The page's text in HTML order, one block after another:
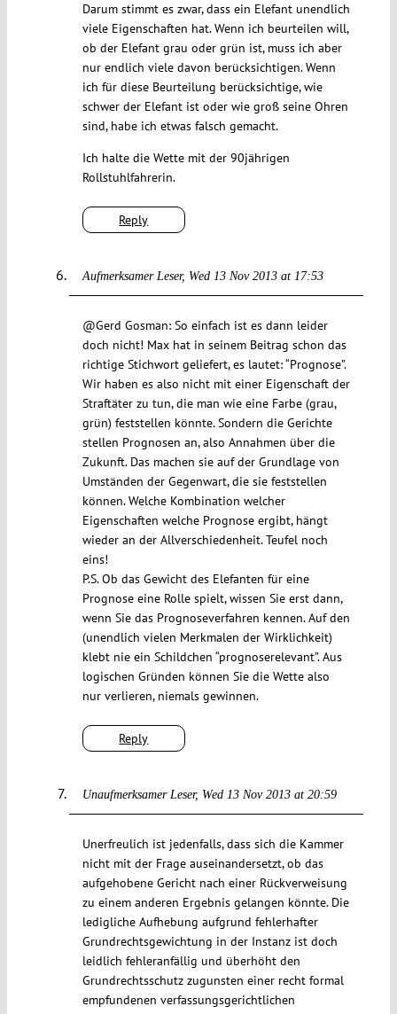
Reply
Darum stimmt es zwar, dass ein Elefant unendlich
viele Eigenschaften hat. Wenn ich beurteilen will,
ob der Elefant grau oder grün ist, muss ich aber
nur endlich viele davon berücksichtigen. Wenn
ich für diese Beurteilung berücksichtige, wie
schwer der Elefant ist oder wie groß seine Ohren
sind, habe ich etwas falsch gemacht.
Ich halte die Wette mit der 90jährigen
Rollstuhlfahrerin.
Aufmerksamer Leser Wed 13 Nov 2013 at 17:53
Reply
@Gerd Gosman: So einfach ist es dann leider
doch nicht! Max hat in seinem Beitrag schon das
richtige Stichwort geliefert, es lautet: “Prognose”.
Wir haben es also nicht mit einer Eigenschaft der
Straftäter zu tun, die man wie eine Farbe (grau,
grün) feststellen könnte. Sondern die Gerichte
stellen Prognosen an, also Annahmen über die
Zukunft. Das machen sie auf der Grundlage von
Umständen der Gegenwart, die sie feststellen
können. Welche Kombination welcher
Eigenschaften welche Prognose ergibt, hängt
wieder an der Allverschiedenheit. Teufel noch
eins!
P.S. Ob das Gewicht des Elefanten für eine
Prognose eine Rolle spielt, wissen Sie erst dann,
wenn Sie das Prognoseverfahren kennen. Auf den
(unendlich vielen Merkmalen der Wirklichkeit)
klebt nie ein Schildchen “prognoserelevant”. Aus
logischen Gründen können Sie die Wette also
nur verlieren, niemals gewinnen.
Unaufmerksamer Leser Wed 13 Nov 2013 at 20:59
Unerfreulich ist jedenfalls, dass sich die Kammer
nicht mit der Frage auseinandersetzt, ob das
aufgehobene Gericht nach einer Rückverweisung
zu einem anderen Ergebnis gelangen könnte. Die
ledigliche Aufhebung aufgrund fehlerhafter
Grundrechtsgewichtung in der Instanz ist doch
leidlich fehleranfällig und überhöht den
Grundrechtsschutz zugunsten einer recht formal
empfundenen verfassungsgerichtlichen